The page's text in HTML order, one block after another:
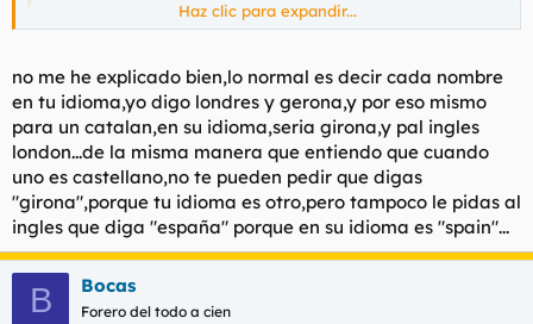
Decir London hablando en castellano, te encuentres donde te
encuentres en Londres o en Cantillana, es de ridículos.
Haz clic para expandir...
no me he explicado bien,lo normal es decir cada nombre
en tu idioma,yo digo londres y gerona,y por eso mismo
para un catalan,en su idioma,seria girona,y pal ingles
london...de la misma manera que entiendo que cuando
uno es castellano,no te pueden pedir que digas
"girona",porque tu idioma es otro,pero tampoco le pidas al
ingles que diga "españa" porque en su idioma es "spain"...
B Bocas
Forero del todo a cien